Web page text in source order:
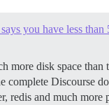
more disk space than
complete Discourse
redis and much more